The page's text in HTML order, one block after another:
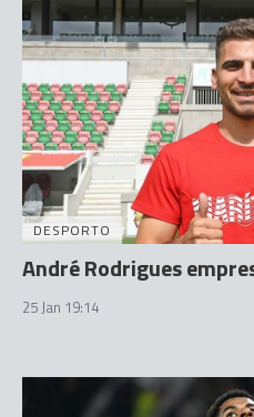
DESPORTO
André Rodrigues
25 Jan 19:14